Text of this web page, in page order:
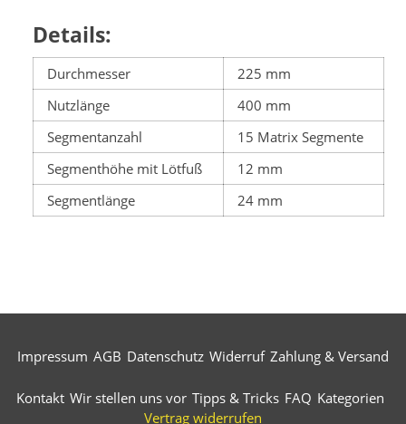
Details:
Durchmesser
225 mm
Nutzlänge
400 mm
Segmentanzahl
15 Matrix Segmente
Segmenthöhe mit Lötfuß
12 mm
Segmentlänge
24 mm
Impressum AGB Datenschutz Widerruf Zahlung & Versand
Kontakt Wir stellen uns vor Tipps & Tricks FAQ Kategorien
Vertrag widerrufen